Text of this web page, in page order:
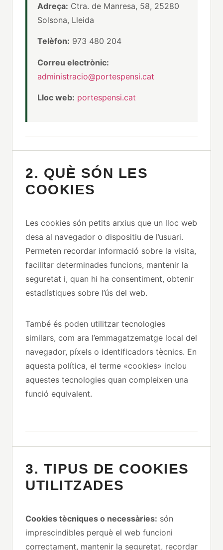
Adreça: Ctra. de Manresa, 58, 25280
Solsona, Lleida
Telèfon: 973 480 204
Correu electrònic:
administracio@portespensi.cat
Lloc web: portespensi.cat
2. QUÈ SÓN LES
COOKIES
Les cookies són petits arxius que un lloc web
desa al navegador o dispositiu de l’usuari.
Permeten recordar informació sobre la visita,
facilitar determinades funcions, mantenir la
seguretat i, quan hi ha consentiment, obtenir
estadístiques sobre l’ús del web.
També és poden utilitzar tecnologies
similars, com ara l’emmagatzematge local del
navegador, píxels o identificadors tècnics. En
aquesta política, el terme «cookies» inclou
aquestes tecnologies quan compleixen una
funció equivalent.
3. TIPUS DE COOKIES
UTILITZADES
Cookies tècniques o necessàries: són
imprescindibles perquè el web funcioni
correctament, mantenir la seguretat, recordar